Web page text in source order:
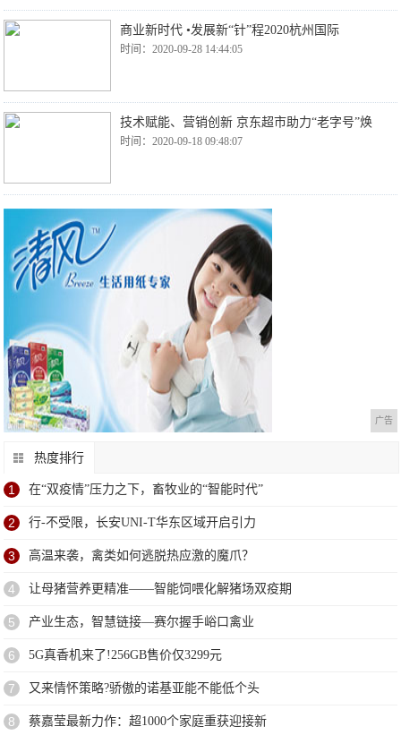
商业新时代 •发展新“针”程2020杭州国际
时间：2020-09-28 14:44:05
技术赋能、营销创新 京东超市助力“老字号”焕
时间：2020-09-18 09:48:07
广告
热度排行
1 在“双疫情”压力之下，畜牧业的“智能时代”
2 行-不受限，长安UNI-T华东区域开启引力
3 高温来袭，禽类如何逃脱热应激的魔爪？
4 让母猪营养更精准——智能饲喂化解猪场双疫期
5 产业生态，智慧链接—赛尔握手峪口禽业
6 5G真香机来了!256GB售价仅3299元
7 又来情怀策略?骄傲的诺基亚能不能低个头
8 蔡嘉莹最新力作：超1000个家庭重获迎接新